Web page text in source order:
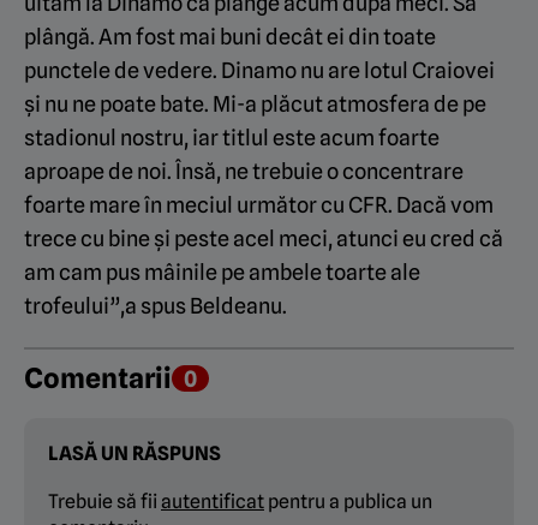
plângă. Am fost mai buni decât ei din toate
punctele de vedere. Dinamo nu are lotul Craiovei
și nu ne poate bate. Mi-a plăcut atmosfera de pe
stadionul nostru, iar titlul este acum foarte
aproape de noi. Însă, ne trebuie o concentrare
foarte mare în meciul următor cu CFR. Dacă vom
trece cu bine și peste acel meci, atunci eu cred că
am cam pus mâinile pe ambele toarte ale
trofeului”,a spus Beldeanu.
Comentarii 0
LASĂ UN RĂSPUNS
Trebuie să fii autentificat pentru a publica un